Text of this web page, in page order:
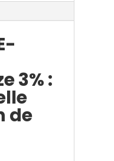
3% :
de